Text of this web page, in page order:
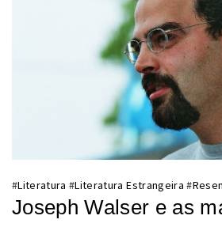
#Literatura #Literatura Estrangeira #
Joseph Walser e as